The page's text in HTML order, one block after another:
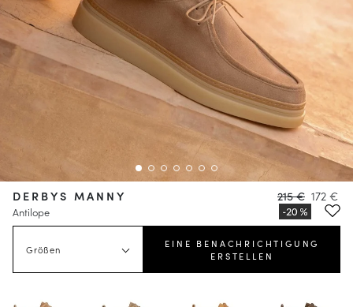
DERBYS MANNY
Antilope
215 € 172 €
Größen
EINE BENACHRICHTIGUNG
ERSTELLEN